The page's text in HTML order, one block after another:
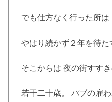
でも仕方なく行った所は
やはり続かず２年を待た
そこからは 夜の街すす
若干二十歳。 パブの雇